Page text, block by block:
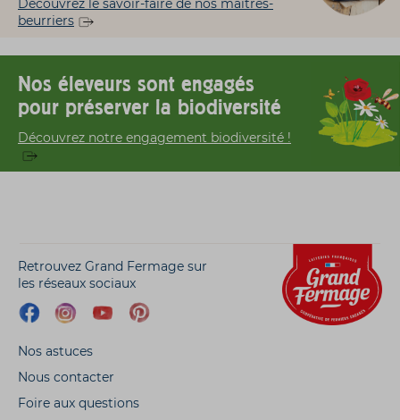
Découvrez le savoir-faire de nos maîtres-
beurriers
Nos éleveurs sont engagés
pour préserver la biodiversité
Découvrez notre engagement biodiversité !
Retrouvez Grand Fermage sur
les réseaux sociaux
Nos astuces
Nous contacter
Foire aux questions